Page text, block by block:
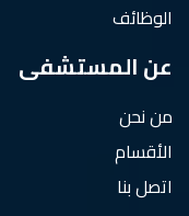
الوظائف
عن المستشفى
من نحن
الأقسام
اتصل بنا